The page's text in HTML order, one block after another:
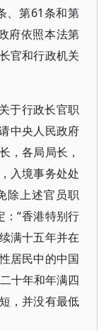
、第61条和第
府依照本法第
官和行政机关
于行政长官职
中央人民政府
，各局局长，
入境事务处处
除上述官员职
：“香港特别行
满十五年并在
居民中的中国
十年和年满四
，并没有最低